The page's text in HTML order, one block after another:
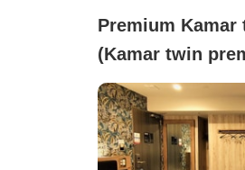
Premium
(Kamar twin
rokok)